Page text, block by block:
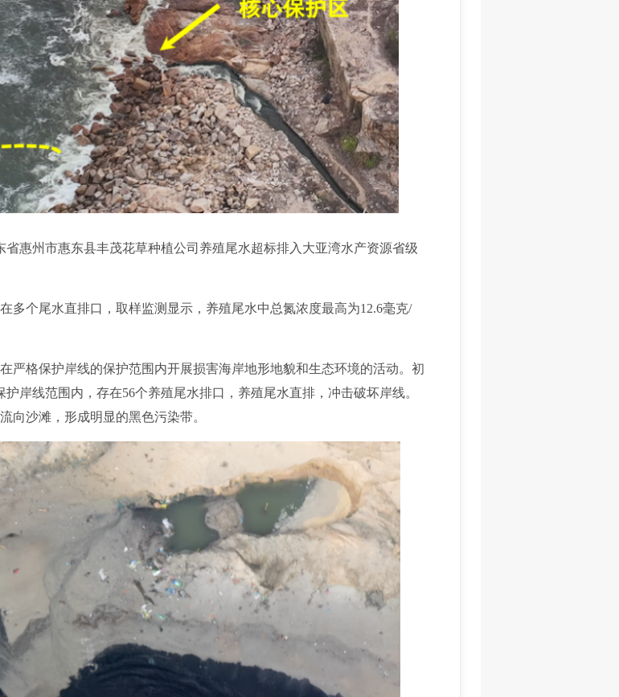
省惠州市惠东县丰茂花草种植公司养殖尾水超标排入大亚湾水产资源省级
个尾水直排口，取样监测显示，养殖尾水中总氮浓度最高为12.6毫克/
格保护岸线的保护范围内开展损害海岸地形地貌和生态环境的活动。初
岸线范围内，存在56个养殖尾水排口，养殖尾水直排，冲击破坏岸线。
向沙滩，形成明显的黑色污染带。